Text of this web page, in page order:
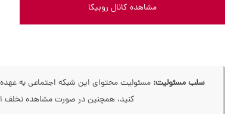
مشاهده کانال روبیکا
سلب مسئولیت: مسئولیت محتوای این شبکه اجتماعی به
کنید، همچنین در صورت مشاهده تخلف